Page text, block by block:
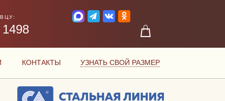
КОНТАКТЫ УЗНАТЬ СВОЙ РАЗМЕР